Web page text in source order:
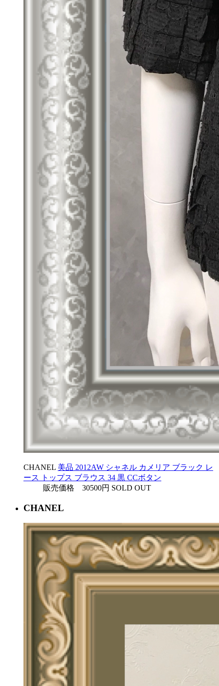
CHANEL 美品 2012AW シャネル カメリア ブラック レ
ース トップス ブラウス 34 黒 CCボタン
販売価格 30500円 SOLD OUT
CHANEL